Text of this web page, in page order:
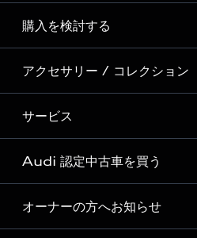
Story of Progress
Audi Sport
Formula 1®
デジタルサービス
ディーラー検索
新車在庫検索
試乗車・展示車検索
見積り依頼
試乗予約
購入を検討する
モデル一覧
特別仕様モデル / 限定モデル
e-tronラインアップ
価格シミュレーション
車両比較
アクセサリー / コレクション
純正アクセサリー
オンラインショップ
Audi collection
アウディナビアプリ
サービス
サービス入庫予約
サービスプログラム
メンテナンス
Audi 認定中古車を買う
Audi認定中古車
オーナーの方へお知らせ